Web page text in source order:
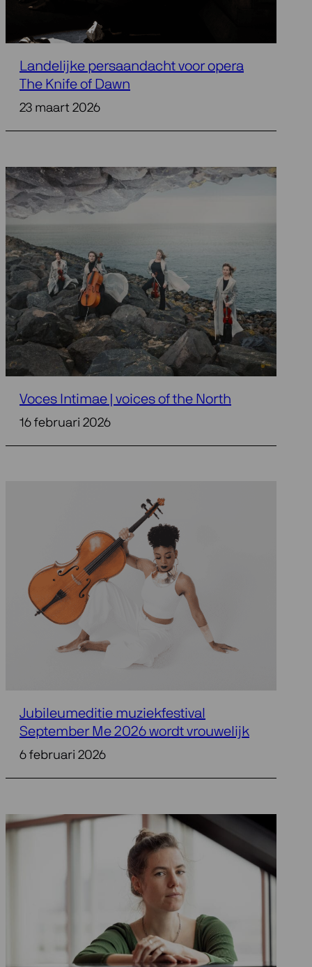
Landelijke persaandacht voor opera
The Knife of Dawn
23 maart 2026
Voces Intimae | voices of the North
16 februari 2026
Jubileumeditie muziekfestival
September Me 2026 wordt vrouwelijk
6 februari 2026